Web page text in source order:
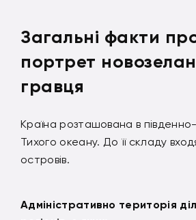
Загальні факти
портрет
гравця
Країна розташована в південно-
Тихого океану. До її складу
островів.
Адміністративно територія